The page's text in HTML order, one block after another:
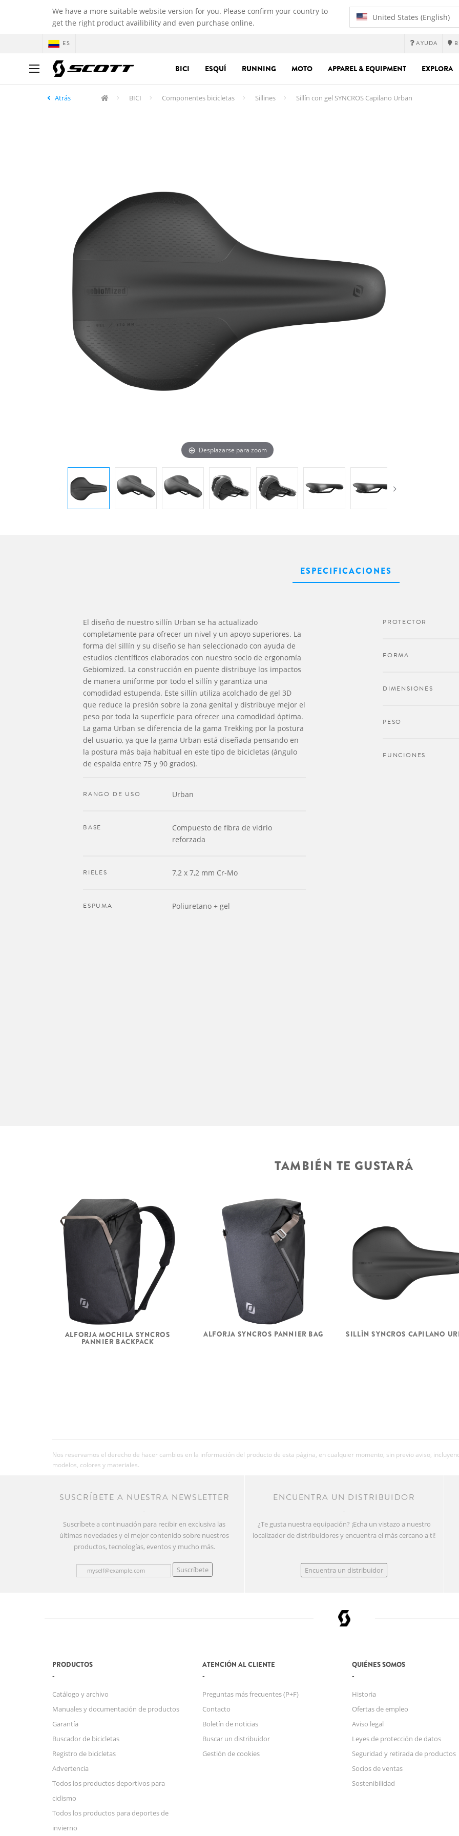
We have a more suitable website version for you. Please confirm your country to
get the right product availibility and even purchase online.
United States (English)
ES AYUDA
BICI ESQUÍ RUNNING MOTO APPAREL & EQUIPMENT EXPLORA
Atrás BICI Componentes bicicletas Sillines Sillín con gel SYNCROS Capilano Urban
Desplazarse para zoom
ESPECIFICACIONES
El diseño de nuestro sillín Urban se ha actualizado
completamente para ofrecer un nivel y un apoyo superiores. La
forma del sillín y su diseño se han seleccionado con ayuda de
estudios científicos elaborados con nuestro socio de ergonomía
Gebiomized. La construcción en puente distribuye los impactos
de manera uniforme por todo el sillín y garantiza una
comodidad estupenda. Este sillín utiliza acolchado de gel 3D
que reduce la presión sobre la zona genital y distribuye mejor el
peso por toda la superficie para ofrecer una comodidad óptima.
La gama Urban se diferencia de la gama Trekking por la postura
del usuario, ya que la gama Urban está diseñada pensando en
la postura más baja habitual en este tipo de bicicletas (ángulo
de espalda entre 75 y 90 grados).
RANGO DE USO Urban
BASE
Compuesto de fibra de vidrio
reforzada
RIELES 7,2 x 7,2 mm Cr-Mo
ESPUMA Poliuretano + gel
PROTECTOR
FORMA
DIMENSIONES
PESO
FUNCIONES
TAMBIÉN TE GUSTARÁ
ALFORJA MOCHILA SYNCROS
PANNIER BACKPACK
ALFORJA SYNCROS PANNIER BAG SILLÍN SYNCROS CAPILANO
Nos reservamos el derecho de hacer cambios en la información del producto de esta página, en cualquier momento, sin previo aviso,
modelos, colores y materiales.
SUSCRÍBETE A NUESTRA NEWSLETTER
Suscríbete a continuación para recibir en exclusiva las
últimas novedades y el mejor contenido sobre nuestros
productos, tecnologías, eventos y mucho más.
Suscríbete
ENCUENTRA UN DISTRIBUIDOR
¿Te gusta nuestra equipación? ¡Echa un vistazo a nuestro
localizador de distribuidores y encuentra el más cercano a ti!
Encuentra un distribuidor
PRODUCTOS
Catálogo y archivo
Manuales y documentación de productos
Garantía
Buscador de bicicletas
Registro de bicicletas
Advertencia
Todos los productos deportivos para
ciclismo
Todos los productos para deportes de
invierno
ATENCIÓN AL CLIENTE
Preguntas más frecuentes (P+F)
Contacto
Boletín de noticias
Buscar un distribuidor
Gestión de cookies
QUIÉNES SOMOS
Historia
Ofertas de empleo
Aviso legal
Leyes de protección de datos
Seguridad y retirada de productos
Socios de ventas
Sostenibilidad